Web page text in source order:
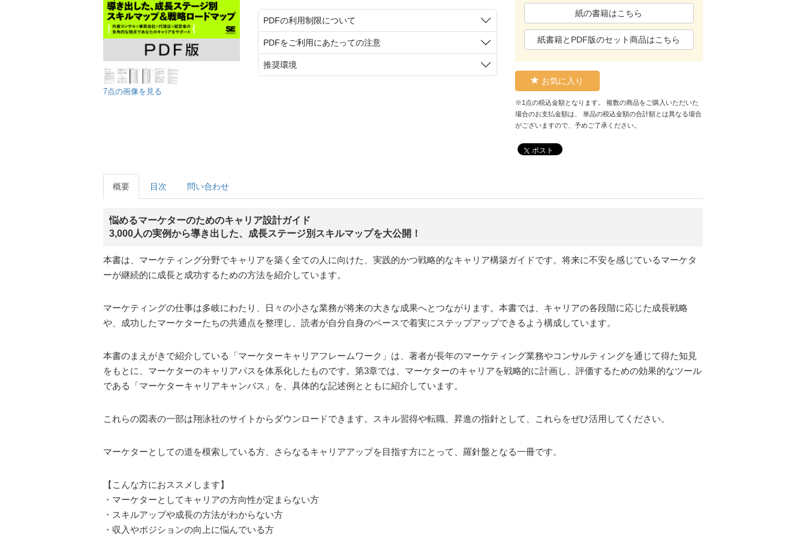
7点の画像を見る
PDFの利用制限について
PDFをご利用にあたっての注意
推奨環境
紙の書籍はこちら
紙書籍とPDF版のセット商品はこちら
お気に入り
※1点の税込金額となります。 複数の商品をご購入いただいた
場合のお支払金額は、 単品の税込金額の合計額とは異なる場合
がございますので、予めご了承ください。
ポスト
概要 目次 問い合わせ
悩めるマーケターのためのキャリア設計ガイド
3,000人の実例から導き出した、成長ステージ別スキルマップを大公開！
本書は、マーケティング分野でキャリアを築く全ての人に向けた、実践的かつ戦略的なキャリア構築ガイドです。将来に不安を感じているマーケタ
ーが継続的に成長と成功するための方法を紹介しています。
マーケティングの仕事は多岐にわたり、日々の小さな業務が将来の大きな成果へとつながります。本書では、キャリアの各段階に応じた成長戦略
や、成功したマーケターたちの共通点を整理し、読者が自分自身のペースで着実にステップアップできるよう構成しています。
本書のまえがきで紹介している「マーケターキャリアフレームワーク」は、著者が長年のマーケティング業務やコンサルティングを通じて得た知見
をもとに、マーケターのキャリアパスを体系化したものです。第3章では、マーケターのキャリアを戦略的に計画し、評価するための効果的なツール
である「マーケターキャリアキャンバス」を、具体的な記述例とともに紹介しています。
これらの図表の一部は翔泳社のサイトからダウンロードできます。スキル習得や転職、昇進の指針として、これらをぜひ活用してください。
マーケターとしての道を模索している方、さらなるキャリアアップを目指す方にとって、羅針盤となる一冊です。
【こんな方におススメします】
・マーケターとしてキャリアの方向性が定まらない方
・スキルアップや成長の方法がわからない方
・収入やポジションの向上に悩んでいる方